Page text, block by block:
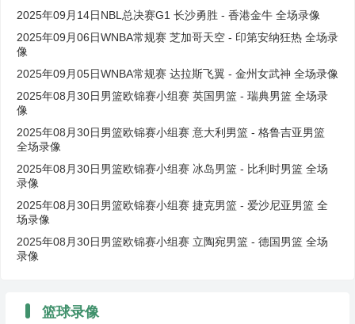
2025年09月14日NBL总决赛G1 长沙勇胜 - 香港金牛 全场录像
2025年09月06日WNBA常规赛 芝加哥天空 - 印第安纳狂热 全场录
像
2025年09月05日WNBA常规赛 达拉斯飞翼 - 金州女武神 全场录像
2025年08月30日男篮欧锦赛小组赛 英国男篮 - 瑞典男篮 全场录
像
2025年08月30日男篮欧锦赛小组赛 意大利男篮 - 格鲁吉亚男篮
全场录像
2025年08月30日男篮欧锦赛小组赛 冰岛男篮 - 比利时男篮 全场
录像
2025年08月30日男篮欧锦赛小组赛 捷克男篮 - 爱沙尼亚男篮 全
场录像
2025年08月30日男篮欧锦赛小组赛 立陶宛男篮 - 德国男篮 全场
录像
篮球录像